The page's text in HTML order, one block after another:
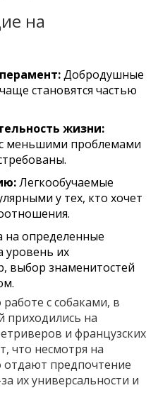
на
Добродушные
чаще становятся частью
жизни:
меньшими проблемами
Легкообучаемые
у тех, кто хочет
на определенные
уровень их
выбор знаменитостей
с собаками, в
приходились на
и французских
что несмотря на
отдают предпочтение
их универсальности и